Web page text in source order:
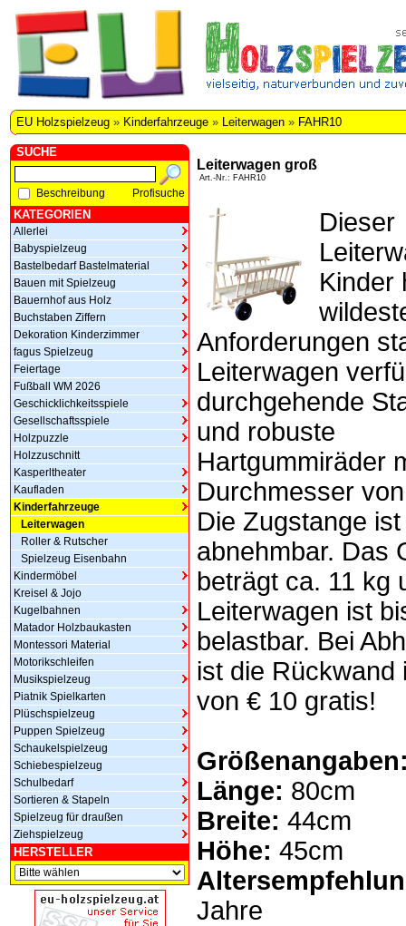
EU Holzspielzeug » Kinderfahrzeuge » Leiterwagen » FAHR10
SUCHE
Beschreibung Profisuche
KATEGORIEN
Allerlei
Babyspielzeug
Bastelbedarf Bastelmaterial
Bauen mit Spielzeug
Bauernhof aus Holz
Buchstaben Ziffern
Dekoration Kinderzimmer
fagus Spielzeug
Feiertage
Fußball WM 2026
Geschicklichkeitsspiele
Gesellschaftsspiele
Holzpuzzle
Holzzuschnitt
Kasperltheater
Kaufladen
Kinderfahrzeuge
Leiterwagen
Roller & Rutscher
Spielzeug Eisenbahn
Kindermöbel
Kreisel & Jojo
Kugelbahnen
Matador Holzbaukasten
Montessori Material
Motorikschleifen
Musikspielzeug
Piatnik Spielkarten
Plüschspielzeug
Puppen Spielzeug
Schaukelspielzeug
Schiebespielzeug
Schulbedarf
Sortieren & Stapeln
Spielzeug für draußen
Ziehspielzeug
HERSTELLER
Leiterwagen groß
Art.-Nr.: FAHR10
Dieser
Kinder
Anforderungen
Leiterwagen
durchgehende
und robuste
Hartgummiräder
Durchmesser
Die Zugstange ist
abnehmbar. Das
beträgt ca. 11 kg
Leiterwagen ist
belastbar. Bei
ist die Rückwand
von € 10 gratis!
Länge: 80cm
Breite: 44cm
Höhe: 45cm
Jahre